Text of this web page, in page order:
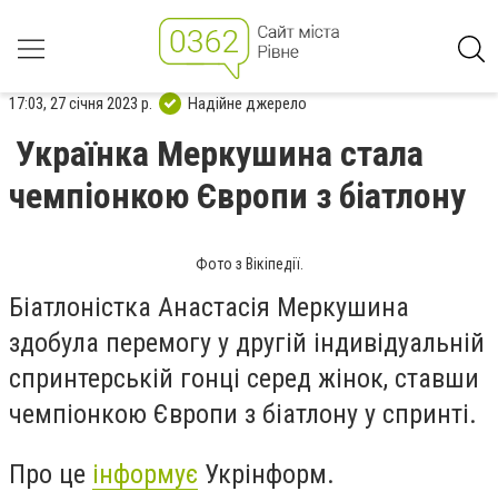
17:03, 27 січня 2023 р. Надійне джерело
Українка Меркушина стала
чемпіонкою Європи з біатлону
Фото з Вікіпедії.
Біатлоністка Анастасія Меркушина
здобула перемогу у другій індивідуальній
спринтерській гонці серед жінок, ставши
чемпіонкою Європи з біатлону у спринті.
Про це інформує Укрінформ.